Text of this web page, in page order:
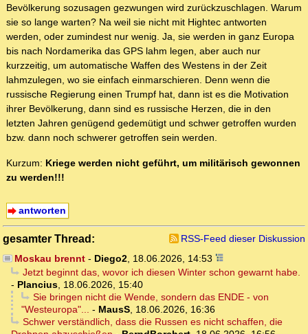
Bevölkerung sozusagen gezwungen wird zurückzuschlagen. Warum
sie so lange warten? Na weil sie nicht mit Hightec antworten
werden, oder zumindest nur wenig. Ja, sie werden in ganz Europa
bis nach Nordamerika das GPS lahm legen, aber auch nur
kurzzeitig, um automatische Waffen des Westens in der Zeit
lahmzulegen, wo sie einfach einmarschieren. Denn wenn die
russische Regierung einen Trumpf hat, dann ist es die Motivation
ihrer Bevölkerung, dann sind es russische Herzen, die in den
letzten Jahren genügend gedemütigt und schwer getroffen wurden
bzw. dann noch schwerer getroffen sein werden.
Kurzum: Kriege werden nicht geführt, um militärisch gewonnen
zu werden!!!
antworten
gesamter Thread:
RSS-Feed dieser Diskussion
Moskau brennt- Diego2, 18.06.2026, 14:53
Jetzt beginnt das, wovor ich diesen Winter schon gewarnt habe.
- Plancius, 18.06.2026, 15:40
Sie bringen nicht die Wende, sondern das ENDE - von
"Westeuropa"... - MausS, 18.06.2026, 16:36
Schwer verständlich, dass die Russen es nicht schaffen, die